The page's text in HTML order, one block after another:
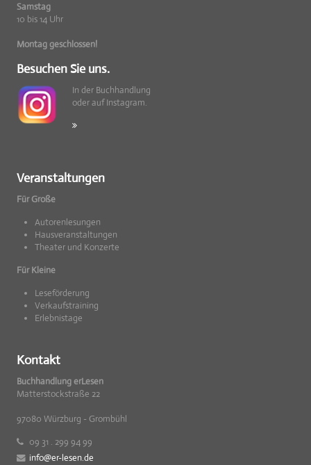
Samstag
10 bis 14 Uhr
Montag geschlossen!
Besuchen Sie uns.
In der Buchhandlung
oder auf Instagram.
Veranstaltungen
Für Große
Autorenlesungen
Hausveranstaltungen
Theater und Konzerte
Für Kleine
Leseförderung
Verkaufstraining
Erlebnistage
Kontakt
Buchhandlung erLesen
Matterstockstraße 22
97080 Würzburg - Grombühl
09 31 . 299 94 99
info@er-lesen.de